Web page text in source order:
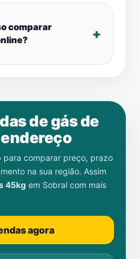
comparar
de gás de
para comparar preço, prazo
na sua região. Assim
45kg em Sobral com mais
agora